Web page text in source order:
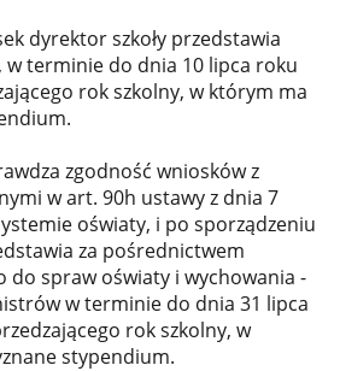
dyrektor szkoły przedstawia
terminie do dnia 10 lipca roku
rok szkolny, w którym ma
zgodność wniosków z
w art. 90h ustawy z dnia 7
oświaty, i po sporządzeniu
za pośrednictwem
do spraw oświaty i wychowania -
w terminie do dnia 31 lipca
rok szkolny, w
stypendium.